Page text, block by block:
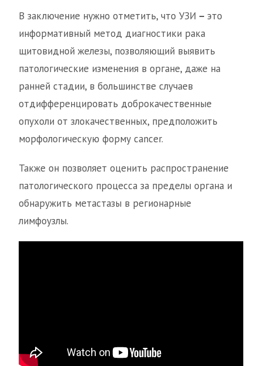
В заключение нужно отметить, что УЗИ – это
информативный метод диагностики рака
щитовидной железы, позволяющий выявить
патологические изменения в органе, даже на
ранней стадии, в большинстве случаев
отдифференцировать доброкачественные
опухоли от злокачественных, предположить
морфологическую форму cancer.
Также он позволяет оценить распространение
патологического процесса за пределы органа и
обнаружить метастазы в регионарные
лимфоузлы.